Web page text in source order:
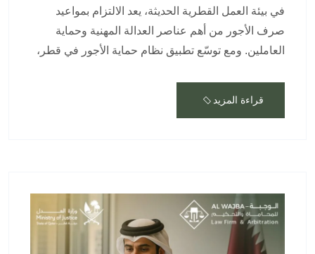
في بيئة العمل القطرية الحديثة، يعد الالتزام بمواعيد
صرف الأجور من أهم عناصر العدالة المهنية وحماية
العاملين. ومع توسّع تطبيق نظام حماية الأجور في قطر،
قراءة المزيد